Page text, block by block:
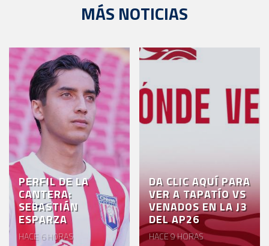
MÁS NOTICIAS
PERFIL DE LA
CANTERA:
SEBASTIÁN
ESPARZA
HACE 6 HORAS
DA CLIC AQUÍ PARA
VER A TAPATÍO VS
VENADOS EN LA J3
DEL AP26
HACE 9 HORAS